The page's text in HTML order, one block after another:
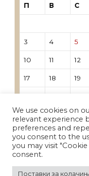
П В С
3 4 5
10 11 12
17 18 19
31
« Јун
We use cookies on
relevant experience
preferences and
you consent to the
you may visit
consent.
Поставки за